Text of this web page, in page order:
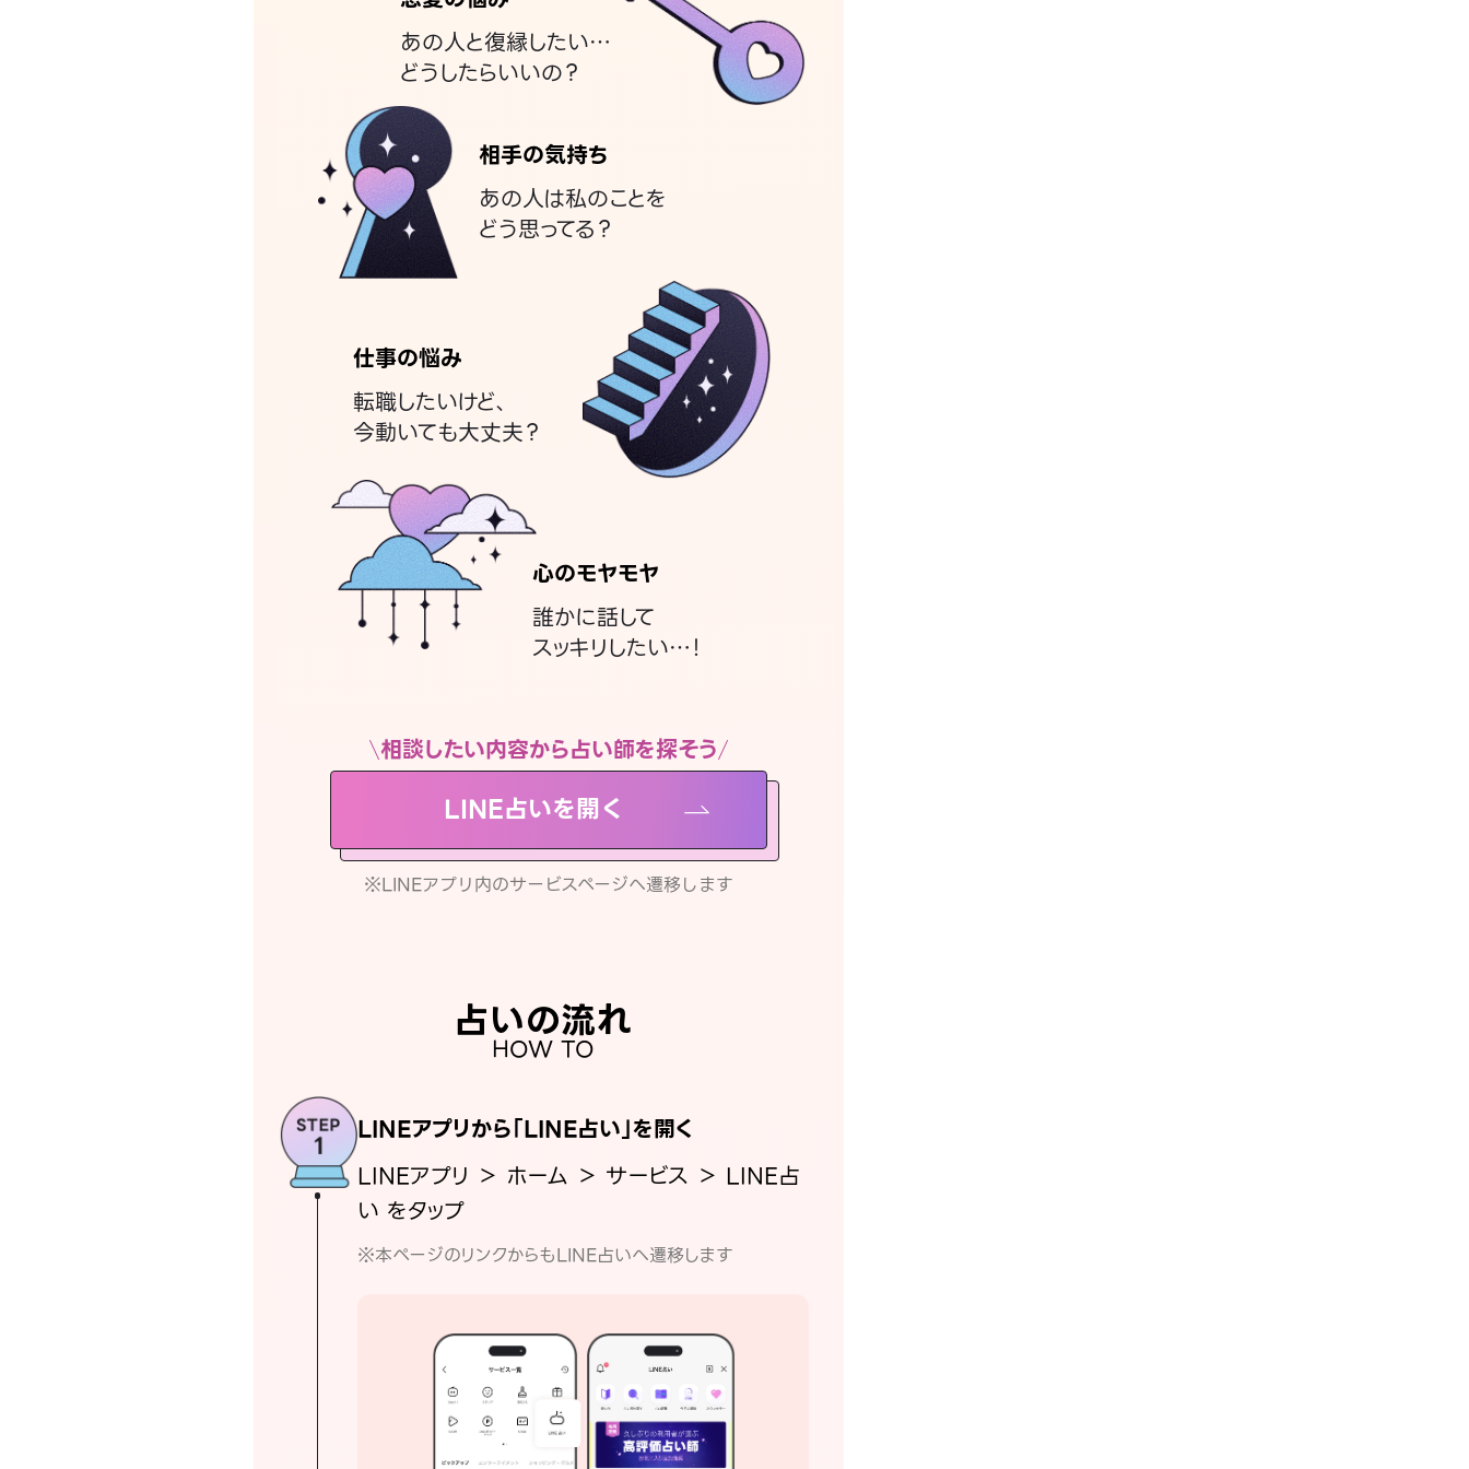
あの人と復縁したい…
どうしたらいいの？
相手の気持ち
あの人は私のことを
どう思ってる？
仕事の悩み
転職したいけど、
今動いても大丈夫？
心のモヤモヤ
誰かに話して
スッキリしたい…！
相談したい内容から占い師を探そう
LINE占いを開く
※LINEアプリ内のサービスページへ遷移します
占いの流れ
HOW TO
LINEアプリから「LINE占い」を開く
LINEアプリ ＞ ホーム ＞ サービス ＞ LINE占
い をタップ
※本ページのリンクからもLINE占いへ遷移します